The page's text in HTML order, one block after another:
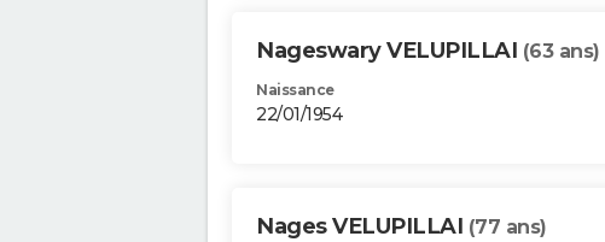
Nageswary VELUPILLAI (63 ans)
Naissance
22/01/1954
Nages VELUPILLAI (77 ans)